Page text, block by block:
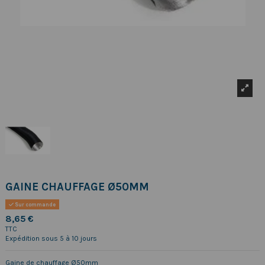
GAINE CHAUFFAGE Ø50MM
Sur commande
8,65 €
TTC
Expédition sous 5 à 10 jours
Gaine de chauffage Ø50mm